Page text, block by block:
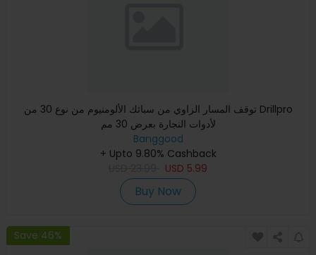
توقف المسار الزاوي من سبائك الألومنيوم من نوع 30 من Drillpro
لأدوات النجارة بعرض 30 مم
Banggood
+ Upto 9.80% Cashback
USD 5.99
Buy Now
Save 46%